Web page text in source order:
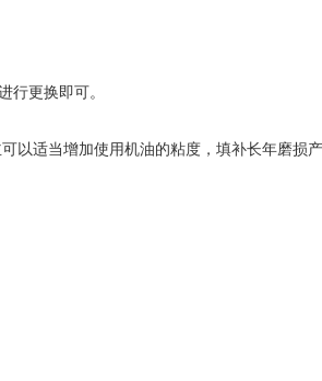
行更换即可。
适当增加使用机油的粘度，填补长年磨损